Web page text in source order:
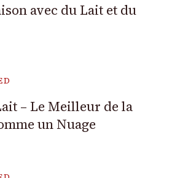
avec du Lait et du
– Le Meilleur de la
un Nuage